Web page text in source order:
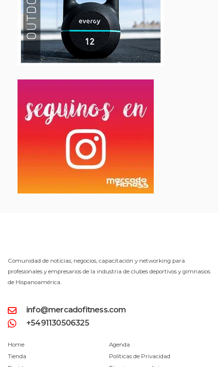
Comunidad de noticias, negocios, capacitación y networking para
profesionales y empresarios de la industria de clubes deportivos y gimnasios
de Hispanoamérica.
info@mercadofitness.com
+5491130506325
Home
Tienda
Agenda
Políticas de Privacidad